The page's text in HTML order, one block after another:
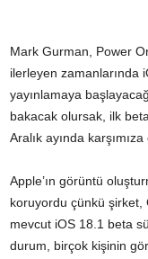
Mark Gurman, Power
ilerleyen zamanlarında
yayınlamaya
bakacak olursak, ilk
Aralık ayında
Apple’ın görüntü
koruyordu çünkü şirket,
mevcut iOS 18.1 beta
durum, birçok kişinin